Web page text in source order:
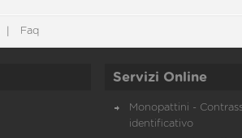
Faq
Servizi Online
Monopattini -
identificativo